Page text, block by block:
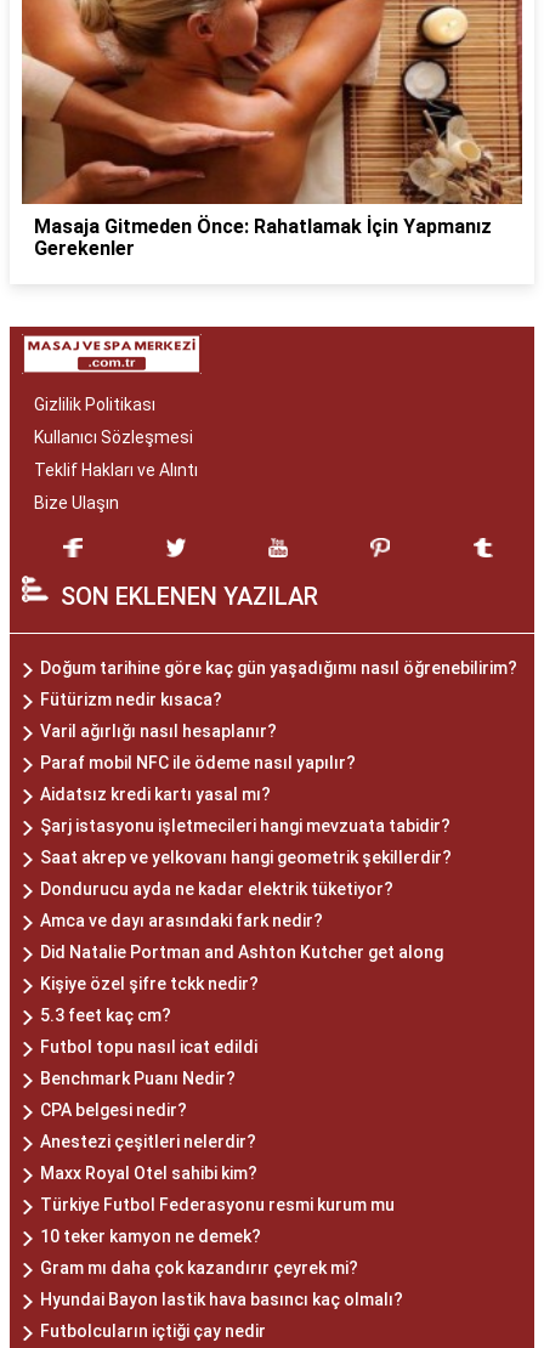
Masaja Gitmeden Önce: Rahatlamak İçin Yapmanız
Gerekenler
Gizlilik Politikası
Kullanıcı Sözleşmesi
Teklif Hakları ve Alıntı
Bize Ulaşın
SON EKLENEN YAZILAR
Doğum tarihine göre kaç gün yaşadığımı nasıl öğrenebilirim?
Fütürizm nedir kısaca?
Varil ağırlığı nasıl hesaplanır?
Paraf mobil NFC ile ödeme nasıl yapılır?
Aidatsız kredi kartı yasal mı?
Şarj istasyonu işletmecileri hangi mevzuata tabidir?
Saat akrep ve yelkovanı hangi geometrik şekillerdir?
Dondurucu ayda ne kadar elektrik tüketiyor?
Amca ve dayı arasındaki fark nedir?
Did Natalie Portman and Ashton Kutcher get along
Kişiye özel şifre tckk nedir?
5.3 feet kaç cm?
Futbol topu nasıl icat edildi
Benchmark Puanı Nedir?
CPA belgesi nedir?
Anestezi çeşitleri nelerdir?
Maxx Royal Otel sahibi kim?
Türkiye Futbol Federasyonu resmi kurum mu
10 teker kamyon ne demek?
Gram mı daha çok kazandırır çeyrek mi?
Hyundai Bayon lastik hava basıncı kaç olmalı?
Futbolcuların içtiği çay nedir